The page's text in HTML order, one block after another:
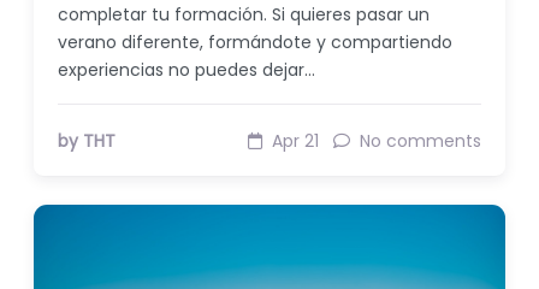
completar tu formación. Si quieres pasar un
verano diferente, formándote y compartiendo
experiencias no puedes dejar…
by THT Apr 21 No comments